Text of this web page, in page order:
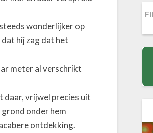
wonderlijker op
hij zag dat het
meter al verschrikt
daar, vrijwel precies uit
grond onder hem
ontdekking.